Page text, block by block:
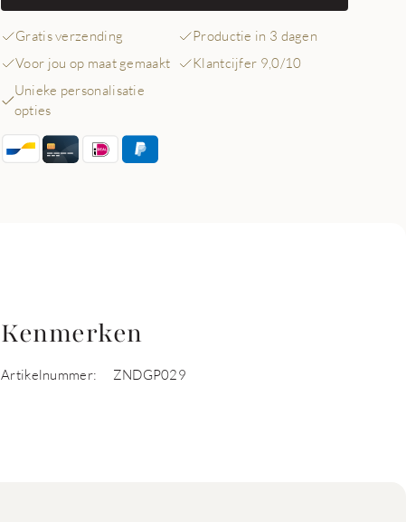
Gratis verzending
Productie in 3 dagen
Voor jou op maat gemaakt
Klantcijfer 9,0/10
Unieke personalisatie
opties
Kenmerken
Artikelnummer: ZNDGP029